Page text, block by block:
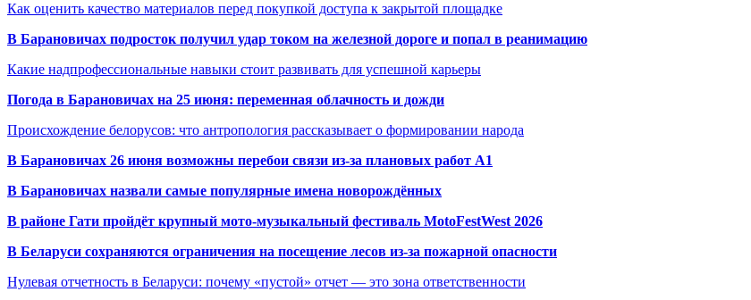
Как оценить качество материалов перед покупкой доступа к закрытой площадке
В Барановичах подросток получил удар током на железной дороге и попал в реанимацию
Какие надпрофессиональные навыки стоит развивать для успешной карьеры
Погода в Барановичах на 25 июня: переменная облачность и дожди
Происхождение белорусов: что антропология рассказывает о формировании народа
В Барановичах 26 июня возможны перебои связи из-за плановых работ A1
В Барановичах назвали самые популярные имена новорождённых
В районе Гати пройдёт крупный мото-музыкальный фестиваль MotoFestWest 2026
В Беларуси сохраняются ограничения на посещение лесов из-за пожарной опасности
Нулевая отчетность в Беларуси: почему «пустой» отчет — это зона ответственности